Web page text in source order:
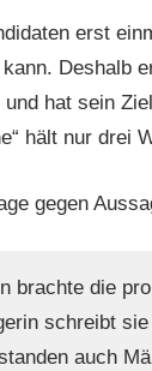
erst
Deshalb
hat sein
hält nur drei
gegen
brachte die
schreibt
auch